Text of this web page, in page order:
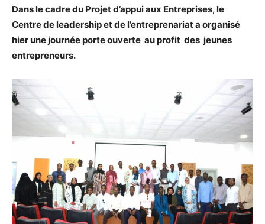
Dans le cadre du Projet d’appui aux Entreprises, le
Centre de leadership et de l’entreprenariat a organisé
hier une journée porte ouverte au profit des jeunes
entrepreneurs.